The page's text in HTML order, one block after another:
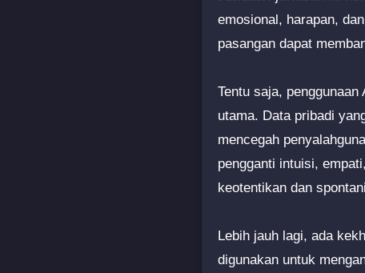
emosional, harapan,
pasangan dapat
Tentu saja,
utama. Data pribadi
mencegah
pengganti intuisi,
keotentikan dan
Lebih jauh lagi, ada
digunakan untuk